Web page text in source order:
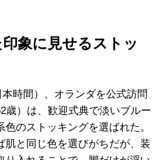
象に見せるストッ
時間）、オランダを公式訪問
歳）は、歓迎式典で淡いブルー
のストッキングを選ばれた。
肌と同じ色を選びがちだが、装